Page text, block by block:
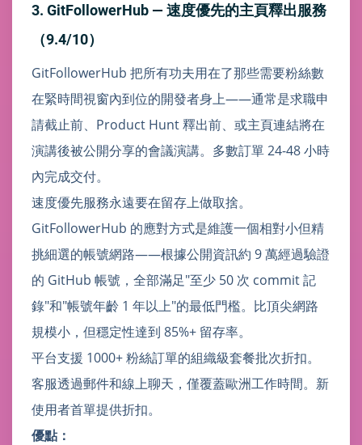
3. GitFollowerHub — 速度優先的主頁釋出服務
（9.4/10）
GitFollowerHub 把所有功夫用在了那些需要粉絲數
在緊時間視窗內到位的開發者身上——通常是求職申
請截止前、Product Hunt 釋出前、或主頁連結將在
演講後被公開分享的會議演講。多數訂單 24-48 小時
內完成交付。
速度優先服務永遠要在留存上做取捨。
GitFollowerHub 的應對方式是維護一個相對小但精
挑細選的帳號網路——根據公開資訊約 9 萬經過驗證
的 GitHub 帳號，全部滿足"至少 50 次 commit 記
錄"和"帳號年齡 1 年以上"的最低門檻。比頂尖網路
規模小，但穩定性達到 85%+ 留存率。
平台支援 1000+ 粉絲訂單的組織級套餐批次折扣。
客服透過郵件和線上聊天，僅覆蓋歐洲工作時間。新
使用者首單提供折扣。
優點：